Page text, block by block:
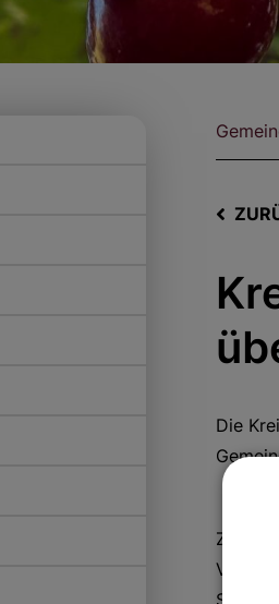
Die
Zu den